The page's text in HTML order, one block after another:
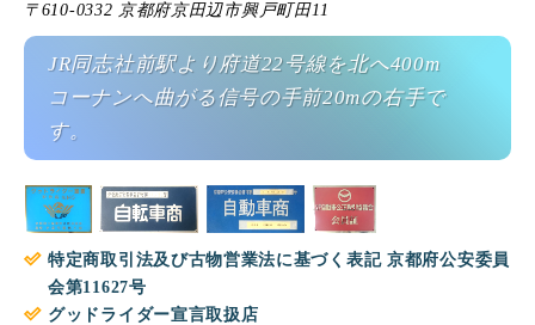
〒610-0332 京都府京田辺市興戸町田11
JR同志社前駅より府道22号線を北へ400m
コーナンへ曲がる信号の手前20mの右手で
す。
特定商取引法及び古物営業法に基づく表記 京都府公安委員
会第11627号
グッドライダー宣言取扱店